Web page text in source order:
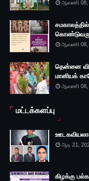
ஆவணி 08,
ஆவணி 08,
தென்னை
மானியக்
ஆவணி 08,
மட்டக்களப்பு
ஆடி 21,
கிழக்கு